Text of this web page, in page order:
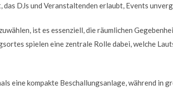
DJs und Veranstaltenden erlaubt, Events
ist es essenziell, die räumlichen
spielen eine zentrale Rolle dabei, welche
eine kompakte Beschallungsanlage, während in